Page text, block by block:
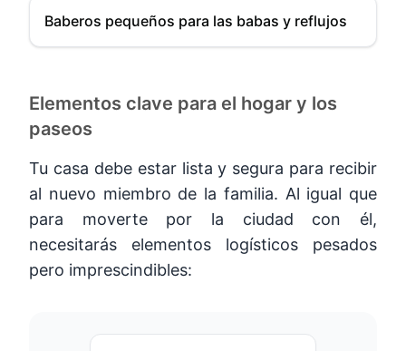
Baberos pequeños para las babas y reflujos
Elementos clave para el hogar y los
paseos
Tu casa debe estar lista y segura para recibir
al nuevo miembro de la familia. Al igual que
para moverte por la ciudad con él,
necesitarás elementos logísticos pesados
pero imprescindibles: